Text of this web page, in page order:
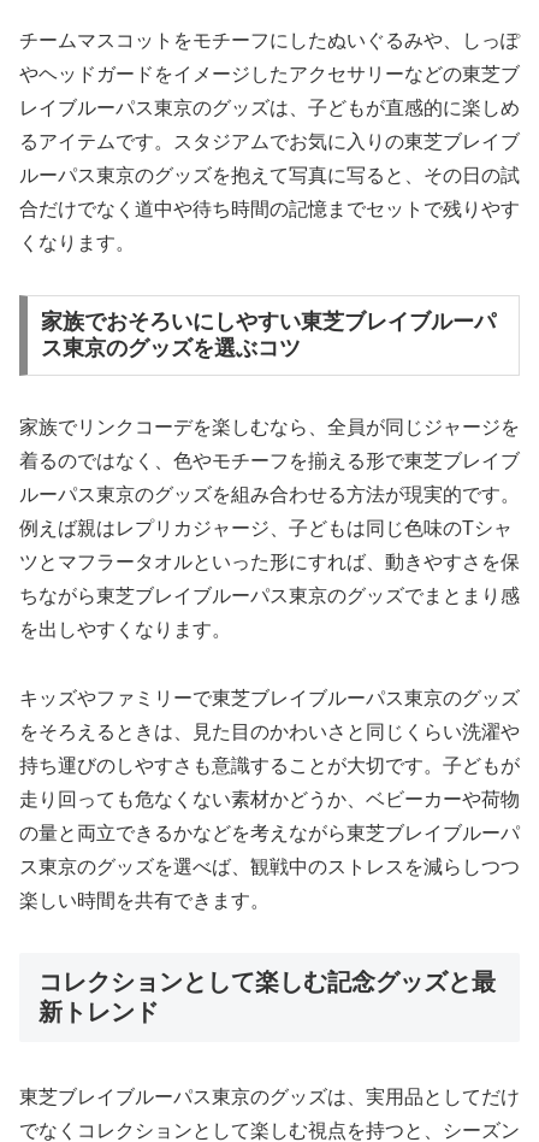
チームマスコットをモチーフにしたぬいぐるみや、しっぽ
やヘッドガードをイメージしたアクセサリーなどの東芝ブ
レイブルーパス東京のグッズは、子どもが直感的に楽しめ
るアイテムです。スタジアムでお気に入りの東芝ブレイブ
ルーパス東京のグッズを抱えて写真に写ると、その日の試
合だけでなく道中や待ち時間の記憶までセットで残りやす
くなります。
家族でおそろいにしやすい東芝ブレイブルーパ
ス東京のグッズを選ぶコツ
家族でリンクコーデを楽しむなら、全員が同じジャージを
着るのではなく、色やモチーフを揃える形で東芝ブレイブ
ルーパス東京のグッズを組み合わせる方法が現実的です。
例えば親はレプリカジャージ、子どもは同じ色味のTシャ
ツとマフラータオルといった形にすれば、動きやすさを保
ちながら東芝ブレイブルーパス東京のグッズでまとまり感
を出しやすくなります。
キッズやファミリーで東芝ブレイブルーパス東京のグッズ
をそろえるときは、見た目のかわいさと同じくらい洗濯や
持ち運びのしやすさも意識することが大切です。子どもが
走り回っても危なくない素材かどうか、ベビーカーや荷物
の量と両立できるかなどを考えながら東芝ブレイブルーパ
ス東京のグッズを選べば、観戦中のストレスを減らしつつ
楽しい時間を共有できます。
コレクションとして楽しむ記念グッズと最
新トレンド
東芝ブレイブルーパス東京のグッズは、実用品としてだけ
でなくコレクションとして楽しむ視点を持つと、シーズン